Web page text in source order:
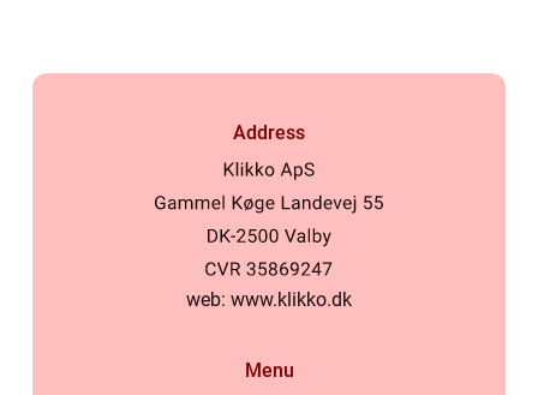
Address
web: www.klikko.dk
Menu